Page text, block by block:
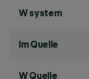
W system
lm Quelle
W Quelle